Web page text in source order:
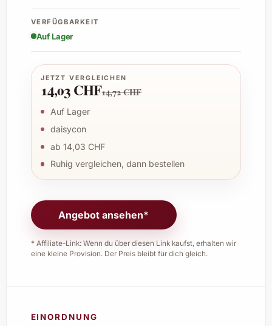
VERFÜGBARKEIT
Auf Lager
JETZT VERGLEICHEN
14,03 CHF14,72 CHF
Auf Lager
daisycon
ab 14,03 CHF
Ruhig vergleichen, dann bestellen
Angebot ansehen*
* Affiliate-Link: Wenn du über diesen Link kaufst, erhalten wir
eine kleine Provision. Der Preis bleibt für dich gleich.
EINORDNUNG